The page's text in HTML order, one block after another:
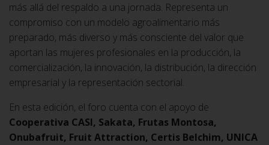
más allá del respaldo a una jornada. Representa un
compromiso con un modelo agroalimentario más
preparado, más diverso y más consciente del valor que
aportan las mujeres profesionales en la producción, la
comercialización, la innovación, la distribución, la dirección
empresarial y la representación sectorial.
En esta edición, el foro cuenta con el apoyo de
Cooperativa CASI, Sakata, Frutas Montosa,
Onubafruit, Fruit Attraction, Certis Belchim, UNICA